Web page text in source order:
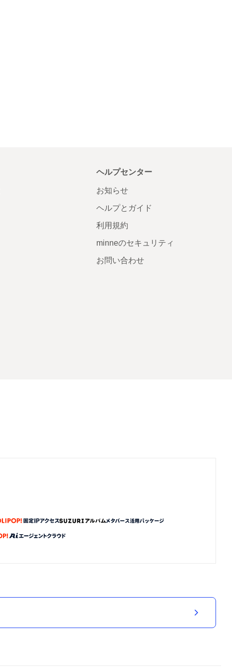
ヘルプセンター
お知らせ
ヘルプとガイド
利用規約
minneのセキュリティ
お問い合わせ